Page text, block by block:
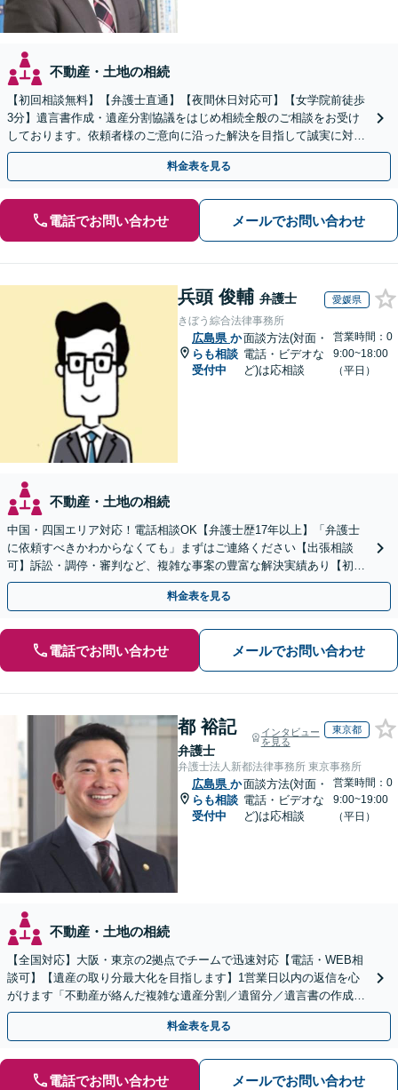
不動産・土地の相続
【初回相談無料】【弁護士直通】【夜間休日対応可】【女学院前徒歩
3分】遺言書作成・遺産分割協議をはじめ相続全般のご相談をお受け
しております。依頼者様のご意向に沿った解決を目指して誠実に対応
いたします。お気軽にご相談下さい。
料金表を見る
電話でお問い合わせ メールでお問い合わせ
兵頭 俊輔 弁護士 愛媛県
きぼう綜合法律事務所
広島県 か
らも相談
受付中
面談方法(対面・
電話・ビデオな
ど)は応相談
営業時間：0
9:00~18:00
（平日）
不動産・土地の相続
中国・四国エリア対応！電話相談OK【弁護士歴17年以上】「弁護士
に依頼すべきかわからなくても」まずはご連絡ください【出張相談
可】訴訟・調停・審判など、複雑な事案の豊富な解決実績あり【初回
相談無料】初回面談のみで解決できるケースもあります
料金表を見る
電話でお問い合わせ メールでお問い合わせ
都 裕記
弁護士
インタビュー
を見る
東京都
弁護士法人新都法律事務所 東京事務所
広島県 か
らも相談
受付中
面談方法(対面・
電話・ビデオな
ど)は応相談
営業時間：0
9:00~19:00
（平日）
不動産・土地の相続
【全国対応】大阪・東京の2拠点でチームで迅速対応【電話・WEB相
談可】【遺産の取り分最大化を目指します】1営業日以内の返信を心
がけます「不動産が絡んだ複雑な遺産分割／遺留分／遺言書の作成・
執行／事業承継など、お任せください」【休日相談あり】
料金表を見る
電話でお問い合わせ メールでお問い合わせ